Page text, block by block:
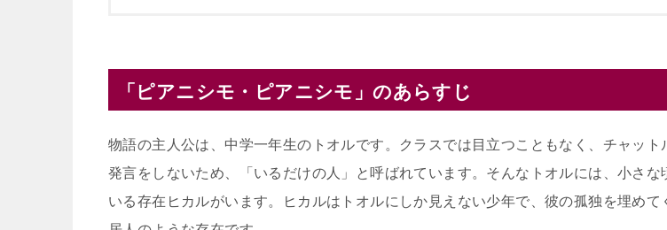
「ピアニシモ・ピアニシモ」のあらすじ
物語の主人公は、中学一年生のトオルです。クラスでは目立つこともなく、チャット
発言をしないため、「いるだけの人」と呼ばれています。そんなトオルには、小さな
いる存在ヒカルがいます。ヒカルはトオルにしか見えない少年で、彼の孤独を埋めて